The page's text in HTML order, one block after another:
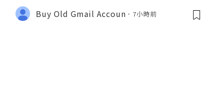
Buy Old Gmail Accoun 7小時前